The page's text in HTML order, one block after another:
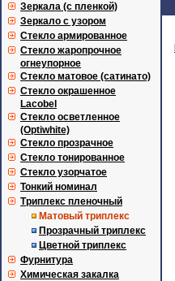
Зеркала (с пленкой)
Зеркало с узором
Стекло армированное
Стекло жаропрочное
огнеупорное
Стекло матовое (сатинато)
Стекло окрашенное
Lacobel
Стекло осветленное
(Optiwhite)
Стекло прозрачное
Стекло тонированное
Стекло узорчатое
Тонкий номинал
Триплекс пленочный
Матовый триплекс
Прозрачный триплекс
Цветной триплекс
Фурнитура
Химическая закалка